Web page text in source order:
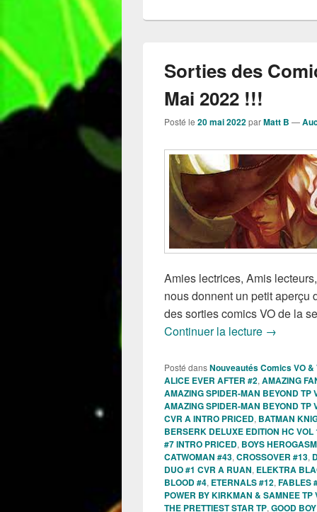
Sorties des
Mai 2022 !!!
Posté le 20 mai 2022parMatt B —
Amies lectrices, Amis
nous donnent un petit aperçu
des sorties comics VO de la
Continuer la lecture Sorties
→
Posté dansNouveautés Comics VO &
ALICE EVER AFTER #2, AMAZING
AMAZING SPIDER-MAN BEYOND TP
AMAZING SPIDER-MAN BEYOND TP
CVR A INTRO PRICED, BATMAN
BERSERK DELUXE EDITION HC VOL
#7 INTRO PRICED, BOYS
CATWOMAN #43, CROSSOVER #13,
DUO #1 CVR A RUAN, ELEKTRA
BLOOD #4, ETERNALS #12, FABLES
POWER BY KIRKMAN & SAMNEE TP
THE PRETTIEST STAR TP, GOOD